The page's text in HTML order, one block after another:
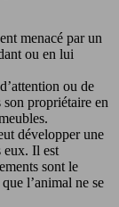
menacé par un
ou en lui
ou de
propriétaire en
développer une
eux. Il est
sont le
l’animal ne se